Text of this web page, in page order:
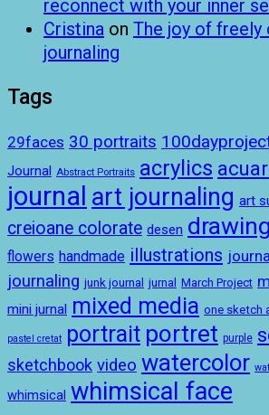
reconnect with your inner
Cristina on The joy of freely
journaling
Tags
29faces 30 portraits
Journal Abstract Portraits acrylics
journal art journaling art
creioane colorate desen
flowers handmade illustrations
journaling junk journal jurnal March Project
mini jurnal mixed media one sketch
pastel cretat portrait portret purple
sketchbook video watercolor
whimsical whimsical face